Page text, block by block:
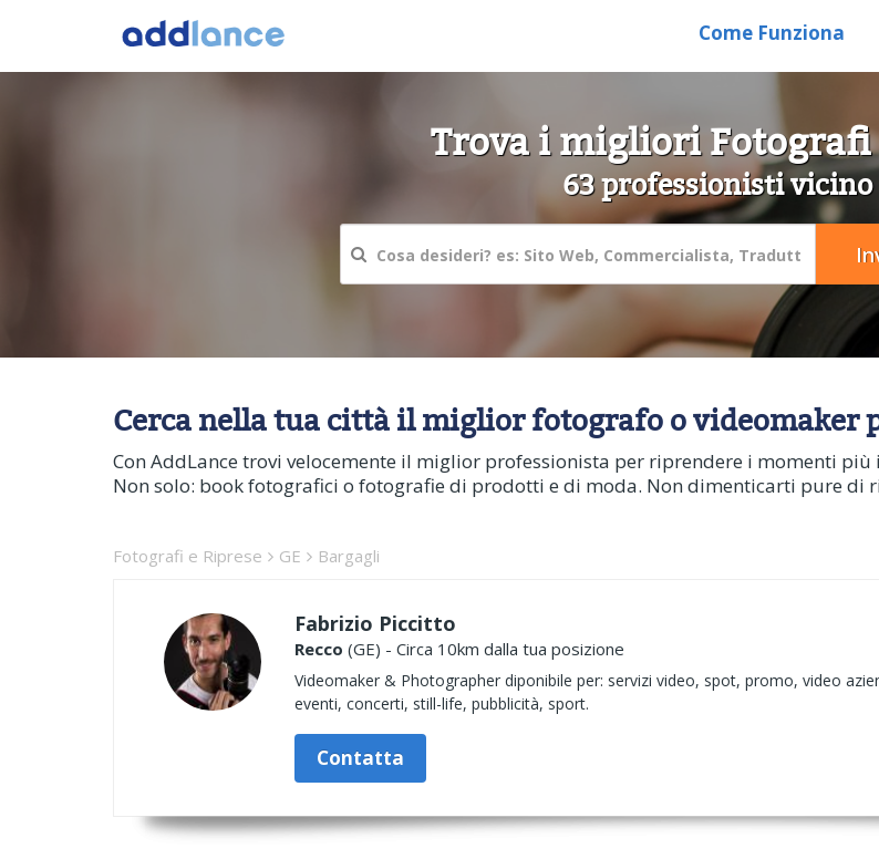
Come Funziona
Trova i migliori Fotografi
63 professionisti vicino
Cerca nella tua città il miglior fotografo o videomaker
Con AddLance trovi velocemente il miglior professionista per riprendere i momenti
Non solo: book fotografici o fotografie di prodotti e di moda. Non dimenticarti pure di
Fotografi e Riprese GE Bargagli
Fabrizio Piccitto
Recco (GE) - Circa 10km dalla tua posizione
Videomaker & Photographer diponibile per: servizi video, spot, promo, video
eventi, concerti, still-life, pubblicità, sport.
Contatta